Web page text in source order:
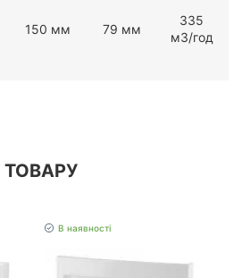
150 мм 79 мм
ЗЗ5
мЗ/год
В наявності